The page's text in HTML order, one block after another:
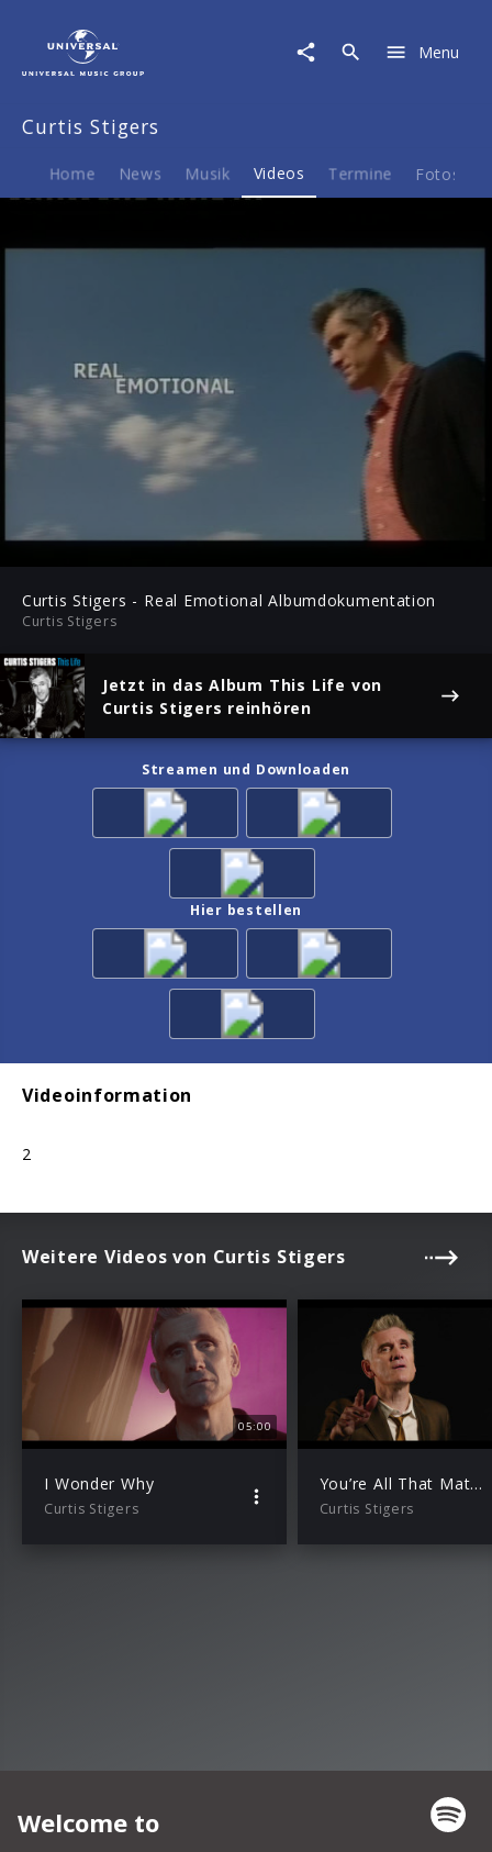
Video
Real
Albumdokumentation
Menu
Curtis Stigers
Home News Musik Videos Termine Fotos
Play
-02:26
Mute
Curtis Stigers - Real Emotional Albumdokumentation
Curtis Stigers
Jetzt in das Album This Life von
Curtis Stigers reinhören
Streamen und Downloaden
Hier bestellen
Videoinformation
2
Weitere Videos von Curtis Stigers
05:00
I Wonder Why
Curtis Stigers
You’re All That Matters To Me
Curtis Stigers